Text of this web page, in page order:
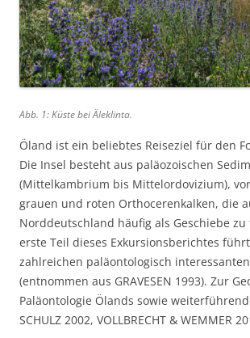
Abb. 1: Küste bei Äleklinta.
Öland ist ein beliebtes Reiseziel für den
Die Insel besteht aus paläozoischen
(Mittelkambrium bis Mittelordovizium),
grauen und roten Orthocerenkalken, die
Norddeutschland häufig als Geschiebe
erste Teil dieses Exkursionsberichtes
zahlreichen paläontologisch
(entnommen aus GRAVESEN 1993). Zur
Paläontologie Ölands sowie
SCHULZ 2002, VOLLBRECHT & WEMMER